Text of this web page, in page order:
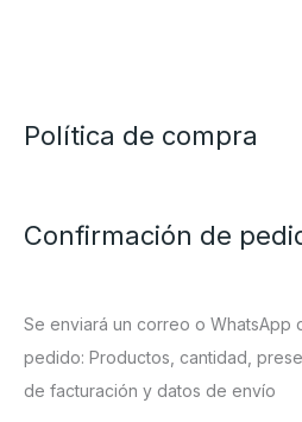
Política de compra
Confirmación de
Se enviará un correo o WhatsApp
pedido: Productos, cantidad,
de facturación y datos de envío